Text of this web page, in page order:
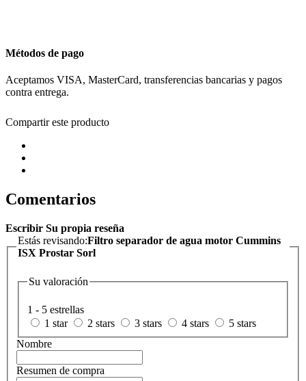
Métodos de pago
Aceptamos VISA, MasterCard, transferencias bancarias y pagos
contra entrega.
Compartir este producto
Comentarios
Escribir Su propia reseña
Estás revisando:Filtro separador de agua motor Cummins
ISX Prostar Sorl
Su valoración
1 - 5 estrellas
1 star
2 stars 3 stars 4 stars
5 stars
Nombre
Resumen de compra